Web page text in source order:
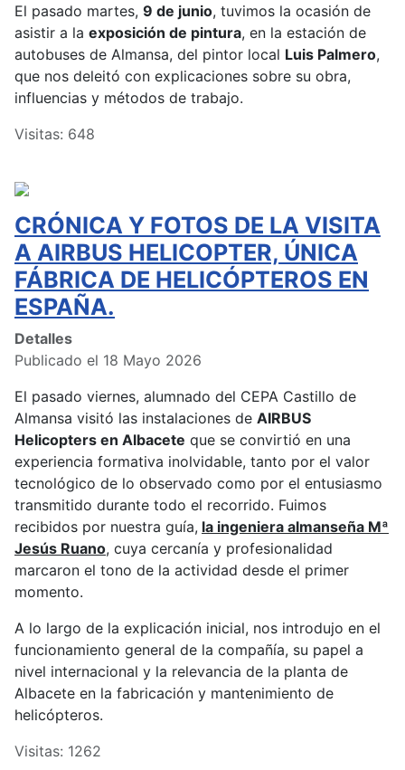
El pasado martes, 9 de junio, tuvimos la ocasión de
asistir a la exposición de pintura, en la estación de
autobuses de Almansa, del pintor local Luis Palmero,
que nos deleitó con explicaciones sobre su obra,
influencias y métodos de trabajo.
Visitas: 648
CRÓNICA Y FOTOS DE LA VISITA
A AIRBUS HELICOPTER, ÚNICA
FÁBRICA DE HELICÓPTEROS EN
ESPAÑA.
Detalles
Publicado el 18 Mayo 2026
El pasado viernes, alumnado del CEPA Castillo de
Almansa visitó las instalaciones de AIRBUS
Helicopters en Albacete que se convirtió en una
experiencia formativa inolvidable, tanto por el valor
tecnológico de lo observado como por el entusiasmo
transmitido durante todo el recorrido. Fuimos
recibidos por nuestra guía, la ingeniera almanseña Mª
Jesús Ruano, cuya cercanía y profesionalidad
marcaron el tono de la actividad desde el primer
momento.
A lo largo de la explicación inicial, nos introdujo en el
funcionamiento general de la compañía, su papel a
nivel internacional y la relevancia de la planta de
Albacete en la fabricación y mantenimiento de
helicópteros.
Visitas: 1262